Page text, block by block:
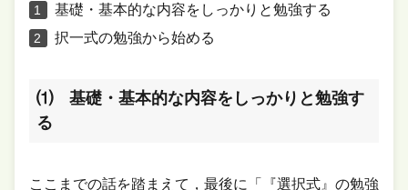
基礎・基本的な内容をしっかりと勉強する
択一式の勉強から始める
⑴ 基礎・基本的な内容をしっかりと勉強す
る
ここまでの話を踏まえて，最後に「『選択式』の勉強